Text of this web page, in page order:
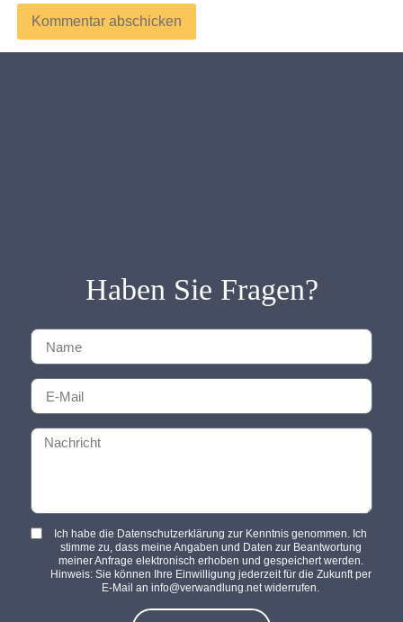
Haben Sie Fragen?
Ich habe die Datenschutzerklärung zur Kenntnis genommen. Ich
stimme zu, dass meine Angaben und Daten zur Beantwortung
meiner Anfrage elektronisch erhoben und gespeichert werden.
Hinweis: Sie können Ihre Einwilligung jederzeit für die Zukunft per
E-Mail an info@verwandlung.net widerrufen.